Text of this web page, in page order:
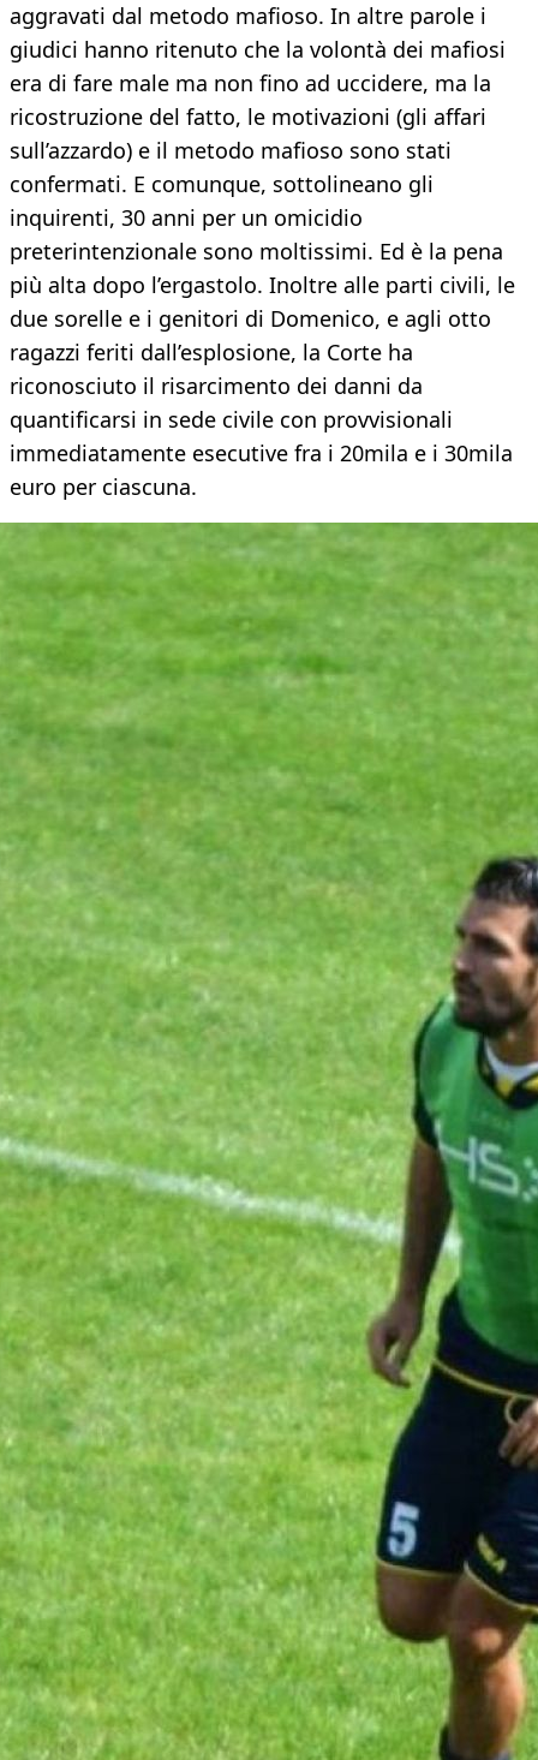
aggravati dal metodo mafioso. In altre parole i
giudici hanno ritenuto che la volontà dei mafiosi
era di fare male ma non fino ad uccidere, ma la
ricostruzione del fatto, le motivazioni (gli affari
sull’azzardo) e il metodo mafioso sono stati
confermati. E comunque, sottolineano gli
inquirenti, 30 anni per un omicidio
preterintenzionale sono moltissimi. Ed è la pena
più alta dopo l’ergastolo. Inoltre alle parti civili, le
due sorelle e i genitori di Domenico, e agli otto
ragazzi feriti dall’esplosione, la Corte ha
riconosciuto il risarcimento dei danni da
quantificarsi in sede civile con provvisionali
immediatamente esecutive fra i 20mila e i 30mila
euro per ciascuna.